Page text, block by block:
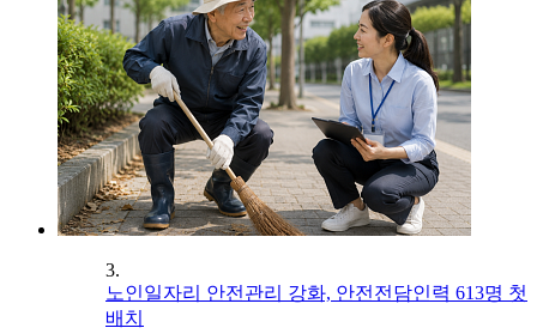
3.
노인일자리 안전관리 강화, 안전전담인력 613명 첫
배치